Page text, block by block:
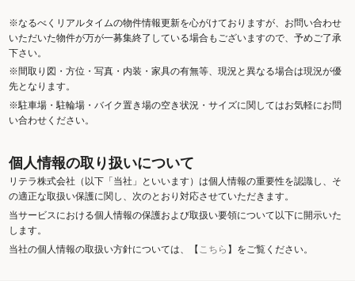
※なるべくリアルタイムの物件情報更新を心がけておりますが、お問い合わせ
いただいた物件が万が一募集終了している場合もございますので、予めご了承
下さい。
※間取り図・方位・写真・内装・家具の有無等、現況と異なる場合は現況が優
先となります。
※駐車場・駐輪場・バイク置き場の空き状況・サイズに関してはお気軽にお問
い合わせください。
個人情報の取り扱いについて
リテラ株式会社（以下「当社」といいます）は個人情報の重要性を認識し、そ
の適正な取扱い保護に関し、次のとおり対応させていただきます。
当サービスにおける個人情報の保護および取扱い要領について以下に開示いた
します。
当社の個人情報の取扱い方針については、【こちら 】をご覧ください。